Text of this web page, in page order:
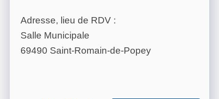
Adresse, lieu de RDV :
Salle Municipale
69490 Saint-Romain-de-Popey